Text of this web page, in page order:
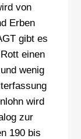
von
Erben
gibt es
einen
wenig
wird
zur
190 bis